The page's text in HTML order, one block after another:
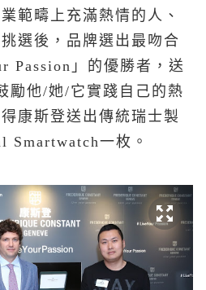
範疇上充滿熱情的人、
選後，品牌選出最吻合
Passion」的優勝者，送
勵他/她/它實踐自己的熱
康斯登送出傳統瑞士製
Smartwatch一枚。